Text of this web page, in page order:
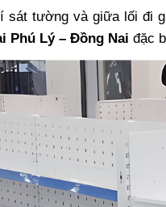
tường và giữa lối đi
Phú Lý – Đồng Nai đặc